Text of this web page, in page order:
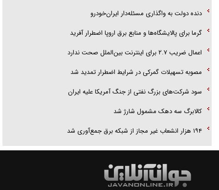
دنده دولت به واگذاری مسئله‌دار ایران‌خودرو
گرما برای پالایشگاه‌ها و منابع برق اروپا اضطرار آفرید
اعمال ضریب ۲.۷ برای اینترنت بین‌الملل صحت ندارد
مصوبه تسهیلات گمرکی در شرایط اضطرار تمدید شد
سود شرکت‌های بزرگ نفتی از جنگ آمریکا علیه ایران
کالابرگ سه دهک مشمول شارژ شد
۱۹۴ هزار انشعاب غیر مجاز از شبکه برق جمع‌آوری شد